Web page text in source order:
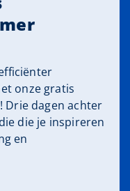
onze gratis
Drie dagen achter
die je inspireren
en